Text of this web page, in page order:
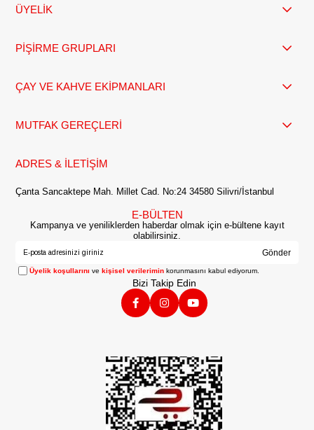
ÜYELİK
PİŞİRME GRUPLARI
ÇAY VE KAHVE EKİPMANLARI
MUTFAK GEREÇLERİ
ADRES & İLETİŞİM
Çanta Sancaktepe Mah. Millet Cad. No:24 34580 Silivri/İstanbul
E-BÜLTEN
Kampanya ve yeniliklerden haberdar olmak için e-bültene kayıt
olabilirsiniz.
Gönder
Üyelik koşullarını vekişisel verilerimin korunmasını kabul ediyorum.
Bizi Takip Edin